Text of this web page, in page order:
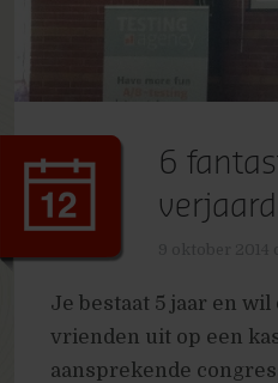
6
Je bestaat 5 jaar en
vrienden uit op een
aansprekende